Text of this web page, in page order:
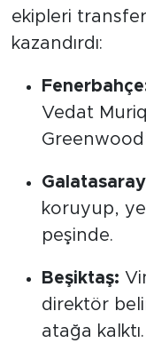
ekipleri transfer
kazandırdı:
Vedat
koruyup,
peşinde.
Beşiktaş:
direktör
atağa kalktı.